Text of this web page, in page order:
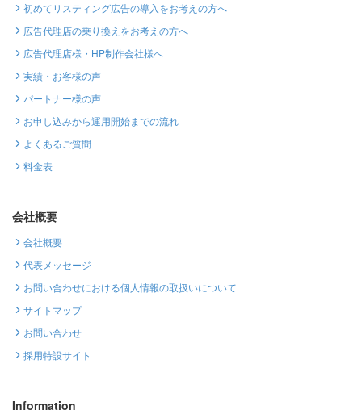
初めてリスティング広告の導入をお考えの方へ
広告代理店の乗り換えをお考えの方へ
広告代理店様・HP制作会社様へ
実績・お客様の声
パートナー様の声
お申し込みから運用開始までの流れ
よくあるご質問
料金表
会社概要
会社概要
代表メッセージ
お問い合わせにおける個人情報の取扱いについて
サイトマップ
お問い合わせ
採用特設サイト
Information